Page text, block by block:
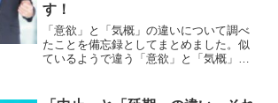
す！
「意欲」と「気概」の違いについて調べ
たことを備忘録としてまとめました。似
ているようで違う「意欲」と「気概」の